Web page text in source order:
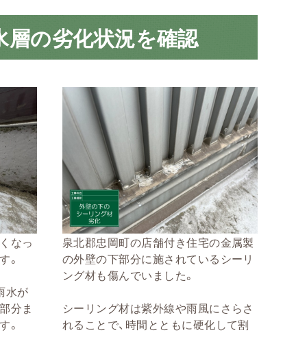
の劣化状況を確認
なっ
。
水が
分ま
。
泉北郡忠岡町の店舗付き住宅の金属製
の外壁の下部分に施されているシーリ
ング材も傷んでいました。
シーリング材は紫外線や雨風にさらさ
れることで、時間とともに硬化して割